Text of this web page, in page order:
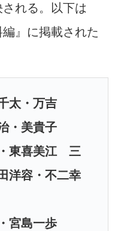
れる。以下は
』に掲載された
・万吉
・美貴子
喜美江 三
洋容・不二幸
島一歩